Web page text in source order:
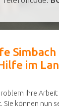
Simbach
im
Ihre
Sie können nun